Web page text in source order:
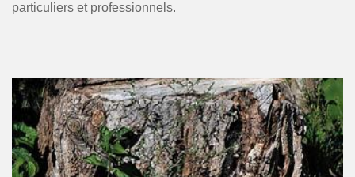
particuliers et professionnels.